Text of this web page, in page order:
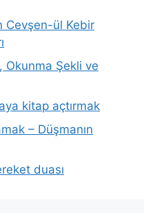
Cevşen-ül Kebir
Okunma Şekli ve
kitap açtırmak
– Düşmanın
duası